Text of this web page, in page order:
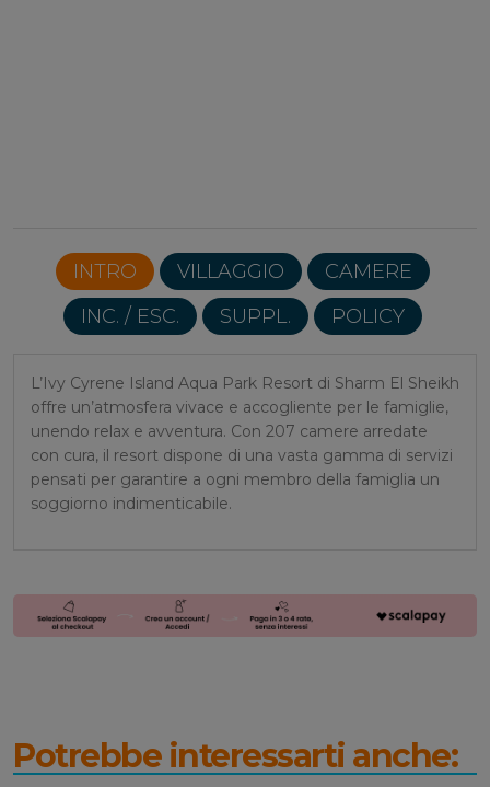
INTRO VILLAGGIO
CAMERE
INC. / ESC.
SUPPL. POLICY
L’Ivy Cyrene Island Aqua Park Resort di Sharm El Sheikh
offre un’atmosfera vivace e accogliente per le famiglie,
unendo relax e avventura. Con 207 camere arredate
con cura, il resort dispone di una vasta gamma di servizi
pensati per garantire a ogni membro della famiglia un
soggiorno indimenticabile.
Potrebbe interessarti anche: